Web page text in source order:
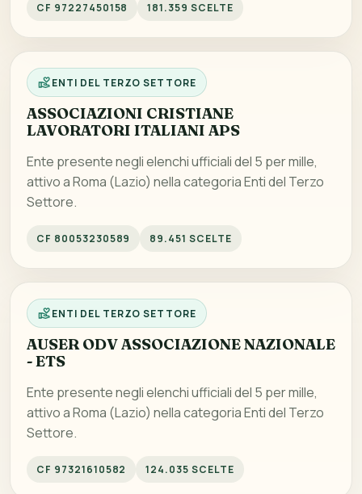
CF 97227450158 181.359 SCELTE
ENTI DEL TERZO SETTORE
ASSOCIAZIONI CRISTIANE
LAVORATORI ITALIANI APS
Ente presente negli elenchi ufficiali del 5 per mille,
attivo a Roma (Lazio) nella categoria Enti del Terzo
Settore.
CF 80053230589 89.451 SCELTE
ENTI DEL TERZO SETTORE
AUSER ODV ASSOCIAZIONE NAZIONALE
- ETS
Ente presente negli elenchi ufficiali del 5 per mille,
attivo a Roma (Lazio) nella categoria Enti del Terzo
Settore.
CF 97321610582 124.035 SCELTE